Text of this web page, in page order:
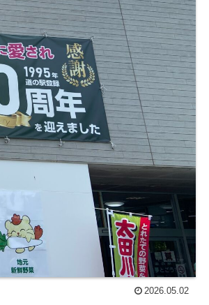
2026.05.02